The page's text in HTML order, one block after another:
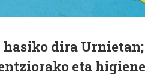
dira
eta